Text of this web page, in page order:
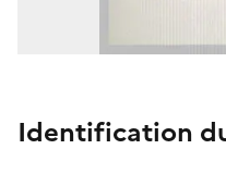
Identification